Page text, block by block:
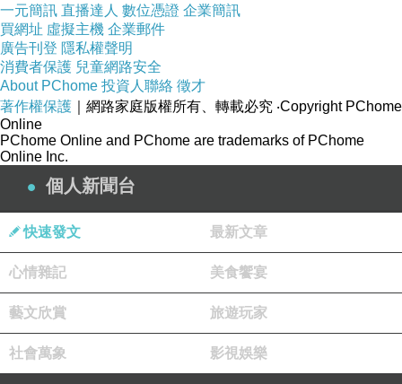
商品的介紹寫在下面可以先稍微看看！
週年慶達人當紅網路話題
鈕↓↓↓
達人
【 【技嘉B250平台】i5四核{寒冰刺
客}GTX1050獨顯電玩機(i5-7400-8G-1T-
GTX1050-2G) 】
一元簡訊 直播達人 數位憑證 企業簡訊
買網址 虛擬主機 企業郵件
廣告刊登 隱私權聲明
消費者保護 兒童網路安全
About PChome 投資人聯絡 徵才
著作權保護 ｜網路家庭版權所有、轉載必究 ‧Copyright PChome
Online
PChome Online and PChome are trademarks of PChome
Online Inc.
個人新聞台
快速發文 最新文章
心情雜記 美食饗宴
藝文欣賞 旅遊玩家
社會萬象 影視娛樂